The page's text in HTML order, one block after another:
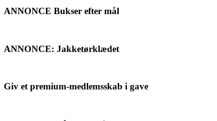
ANNONCE Bukser efter mål
ANNONCE: Jakketørklædet
Giv et premium-medlemsskab i gave